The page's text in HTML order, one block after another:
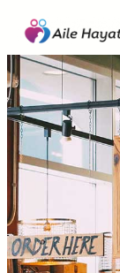
İçeriğe
geç